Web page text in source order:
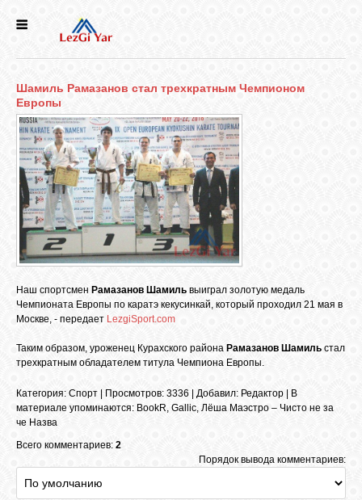
СЕЛА
ИСТОРИЯ
КУЛЬТУРА
ЛЕЗГИН
БИБЛИОТЕКА
ФОРУМ
Шамиль Рамазанов стал трехкратным Чемпионом
Европы
Наш спортсмен Рамазанов Шамиль выиграл золотую медаль
Чемпионата Европы по каратэ кекусинкай, который проходил 21 мая в
Москве, - передает LezgiSport.com
Таким образом, уроженец Курахского района Рамазанов Шамиль стал
трехкратным обладателем титула Чемпиона Европы.
Категория: Спорт Просмотров: 3336 | Добавил: Редактор
В
материале упоминаются: BookR, Gallic, Лёша Маэстро – Чисто не за
че Назва
Всего комментариев: 2
Порядок вывода комментариев: